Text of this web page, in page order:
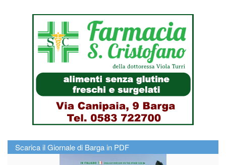
Scarica il Giornale di Barga in PDF